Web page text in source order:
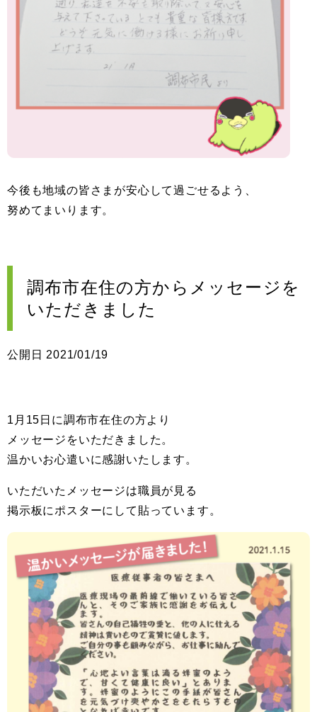
今後も地域の皆さまが安心して過ごせるよう、
努めてまいります。
調布市在住の方からメッセージを
いただきました
公開日 2021/01/19
1月15日に調布市在住の方より
メッセージをいただきました。
温かいお心遣いに感謝いたします。
いただいたメッセージは職員が見る
掲示板にポスターにして貼っています。